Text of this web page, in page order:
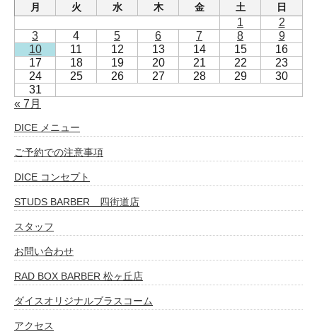
月
火 水 木 金 土 日
1
2
3
4 5 6 7 8
9
10
11 12 13 14 15
16
17
18 19 20 21 22
23
24
25 26 27 28 29
30
31
« 7月
DICE メニュー
ご予約での注意事項
DICE コンセプト
STUDS BARBER 四街道店
スタッフ
お問い合わせ
RAD BOX BARBER 松ヶ丘店
ダイスオリジナルブラスコーム
アクセス